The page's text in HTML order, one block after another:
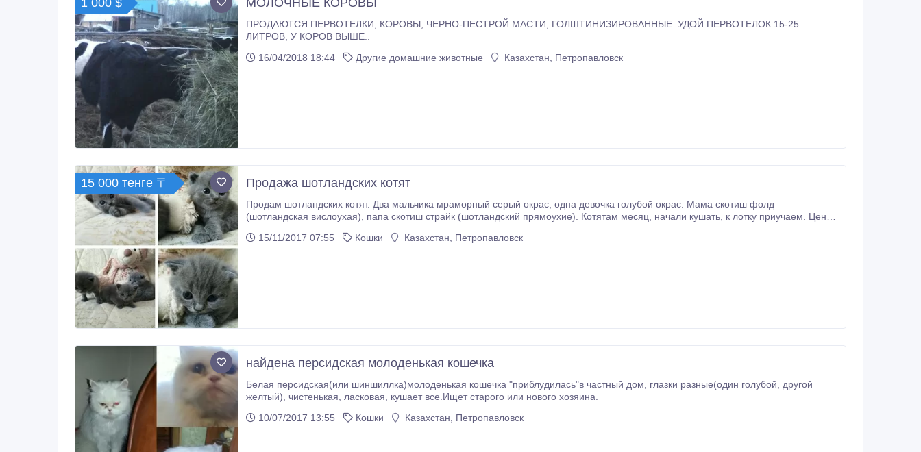
ПРОДАЮТСЯ ПЕРВОТЕЛКИ, КОРОВЫ, ЧЕРНО-ПЕСТРОЙ МАСТИ, ГОЛШТИНИЗИРОВАННЫЕ. УДОЙ ПЕРВОТЕЛОК 15-25
ЛИТРОВ, У КОРОВ ВЫШЕ..
16/04/2018 18:44
Другие домашние животные Казахстан, Петропавловск
15 000 тенге 〒 Продажа шотландских котят
Продам шотландских котят. Два мальчика мраморный серый окрас, одна девочка голубой окрас. Мама скотиш фолд
(шотландская вислоухая), папа скотиш страйк (шотландский прямоухие). Котятам месяц, начали кушать, к лотку приучаем. Цена
15/11/2017 07:55
Кошки Казахстан, Петропавловск
найдена персидская молоденькая кошечка
Белая персидская(или шиншиллка)молоденькая кошечка "приблудилась"в частный дом, глазки разные(один голубой, другой
желтый), чистенькая, ласковая, кушает все.Ищет старого или нового хозяина.
10/07/2017 13:55
Кошки Казахстан, Петропавловск